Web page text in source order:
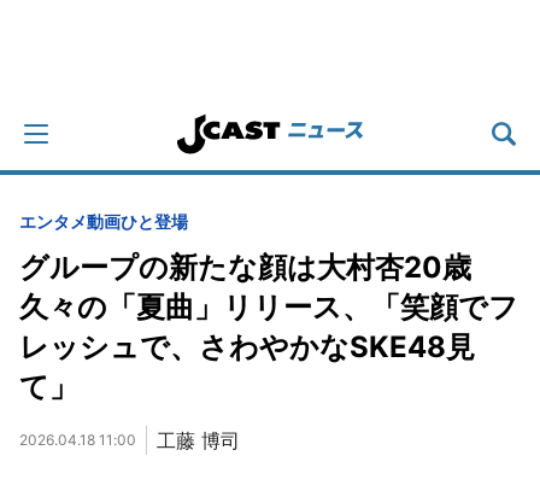
エンタメ動画ひと登場
グループの新たな顔は大村杏20歳
久々の「夏曲」リリース、「笑顔でフ
レッシュで、さわやかなSKE48見
て」
2026.04.18 11:00 工藤 博司